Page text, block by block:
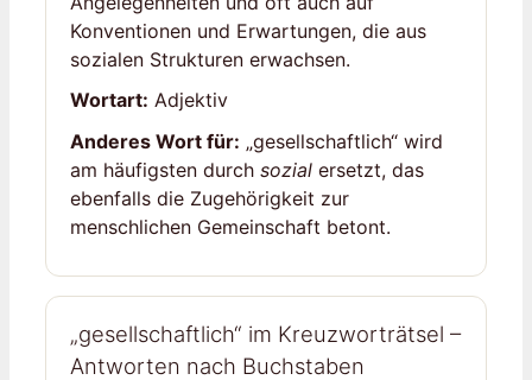
Konventionen und Erwartungen, die aus
sozialen Strukturen erwachsen.
Wortart: Adjektiv
Anderes Wort für: „gesellschaftlich“ wird
am häufigsten durch sozial ersetzt, das
ebenfalls die Zugehörigkeit zur
menschlichen Gemeinschaft betont.
„gesellschaftlich“ im Kreuzworträtsel –
Antworten nach Buchstaben